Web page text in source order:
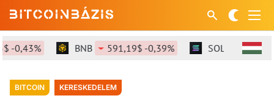
BNB 591,19$ -0,39% SOL 72,4$ -
BITCOIN KERESKEDELEM